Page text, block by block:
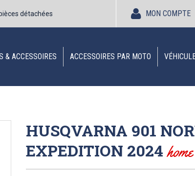
détachées MON COMPTE
& ACCESSOIRES ACCESSOIRES PAR MOTO
HUSQVARNA 901
EXPEDITION 2024home